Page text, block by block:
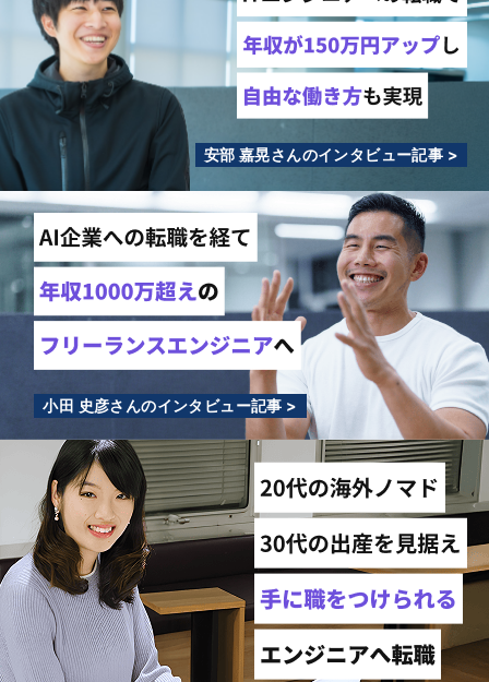
安部 嘉晃さんのインタビュー記事 >
小田 史彦さんのインタビュー記事 >